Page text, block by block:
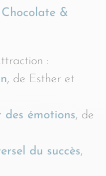
Chocolate &
:
, de Esther et
des émotions, de
du succès,